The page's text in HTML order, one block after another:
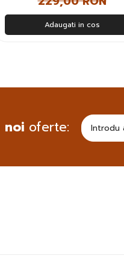
Adaugati in cos
noi oferte: